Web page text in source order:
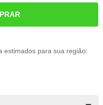
estimados para sua região: